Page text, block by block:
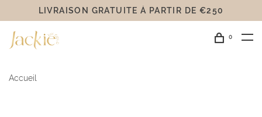
LIVRAISON GRATUITE Á PARTIR DE €250
0
Accueil